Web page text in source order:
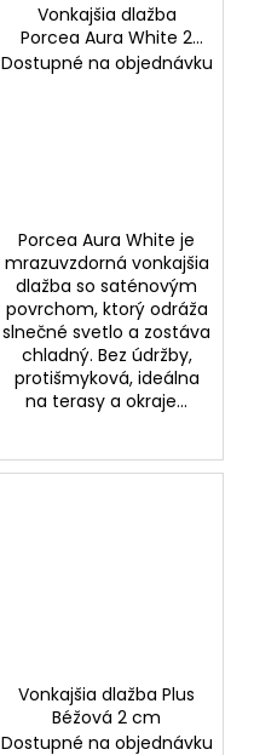
Vonkajšia dlažba
Porcea Aura White 2
cm
Dostupné na objednávku
Porcea Aura White je
mrazuvzdorná vonkajšia
dlažba so saténovým
povrchom, ktorý odráža
slnečné svetlo a zostáva
chladný. Bez údržby,
protišmyková, ideálna
na terasy a okraje...
Vonkajšia dlažba Plus
Béžová 2 cm
Dostupné na objednávku